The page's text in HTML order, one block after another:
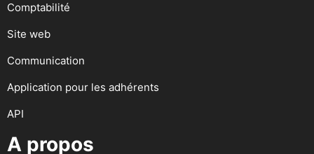
Comptabilité
Site web
Communication
Application pour les adhérents
API
A propos